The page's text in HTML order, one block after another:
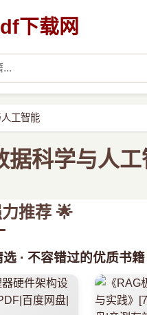
下载网
工智能
据科学与人
推荐 🌟
· 不容错过的优质书籍